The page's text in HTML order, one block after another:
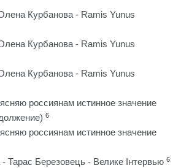
Курбанова - Ramis Yunus
Курбанова - Ramis Yunus
Курбанова - Ramis Yunus
россиянам истинное значение
6
россиянам истинное значение
Тарас Березовець - Велике Інтервью 6